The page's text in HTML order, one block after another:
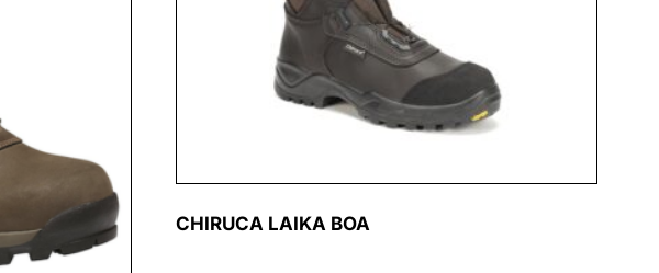
CHIRUCA LAIKA BOA